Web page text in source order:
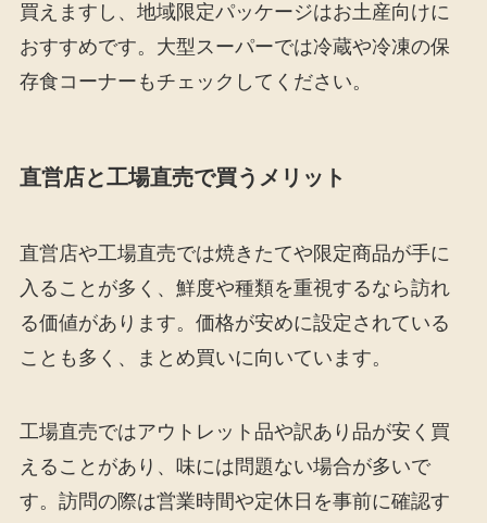
買えますし、地域限定パッケージはお土産向けに
おすすめです。大型スーパーでは冷蔵や冷凍の保
存食コーナーもチェックしてください。
直営店と工場直売で買うメリット
直営店や工場直売では焼きたてや限定商品が手に
入ることが多く、鮮度や種類を重視するなら訪れ
る価値があります。価格が安めに設定されている
ことも多く、まとめ買いに向いています。
工場直売ではアウトレット品や訳あり品が安く買
えることがあり、味には問題ない場合が多いで
す。訪問の際は営業時間や定休日を事前に確認す